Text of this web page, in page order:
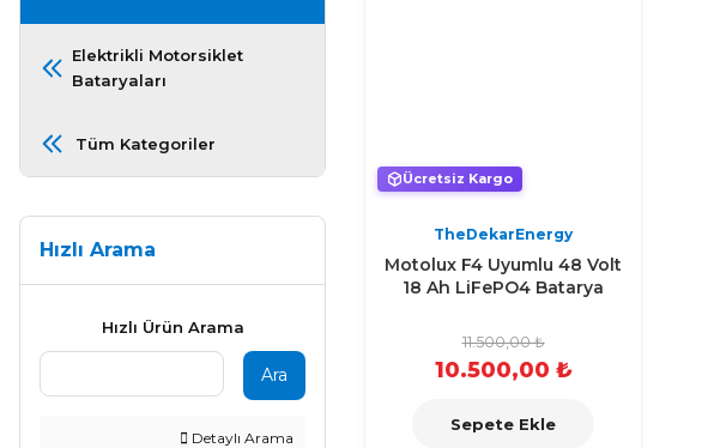
Elektrikli Motorsiklet
Bataryaları
Tüm Kategoriler
Hızlı Arama
Hızlı Ürün Arama
Ara
Detaylı Arama
Ücretsiz Kargo
TheDekarEnergy
Motolux F4 Uyumlu 48 Volt
18 Ah LiFePO4 Batarya
11.500,00 ₺
10.500,00 ₺
Sepete Ekle